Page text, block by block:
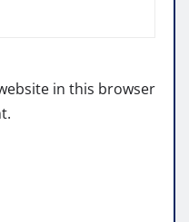
in this browser